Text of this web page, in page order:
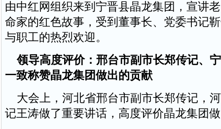
由中红网组织来到宁晋县晶龙集团，宣讲
命家的红色故事，受到董事长、党委书记
与职工的热烈欢迎。
领导高度评价：邢台市副市长郑传记、
一致称赞晶龙集团做出的贡献
大会上，河北省邢台市副市长郑传记，
记王涛做了重要讲话，高度评价晶龙集团